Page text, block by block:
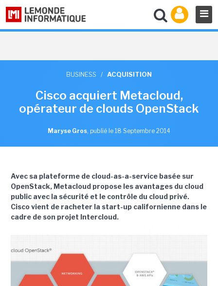
BUSINESS / ACQUISITION
Cisco acquiert Metacloud,
opérateur de clouds OpenStack
Maryse Gros, publié le 18 Septembre 2014
Avec sa plateforme de cloud-as-a-service basée sur
OpenStack, Metacloud propose les avantages du cloud
public avec la sécurité et le contrôle du cloud privé.
Cisco vient de racheter la start-up californienne dans le
cadre de son projet Intercloud.